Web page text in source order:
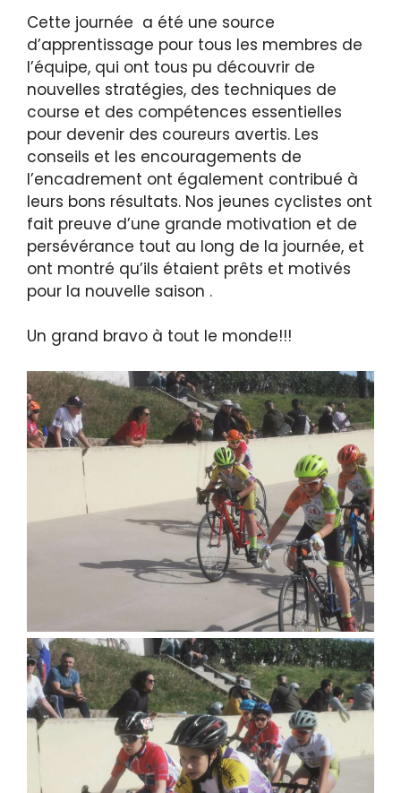
Cette journée a été une source
d’apprentissage pour tous les membres de
l’équipe, qui ont tous pu découvrir de
nouvelles stratégies, des techniques de
course et des compétences essentielles
pour devenir des coureurs avertis. Les
conseils et les encouragements de
l’encadrement ont également contribué à
leurs bons résultats. Nos jeunes cyclistes ont
fait preuve d’une grande motivation et de
persévérance tout au long de la journée, et
ont montré qu’ils étaient prêts et motivés
pour la nouvelle saison .
Un grand bravo à tout le monde!!!